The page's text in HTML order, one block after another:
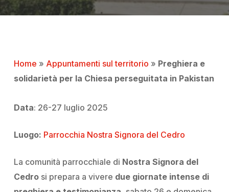
Home » Appuntamenti sul territorio » Preghiera e
solidarietà per la Chiesa perseguitata in Pakistan
Data: 26-27 luglio 2025
Luogo: Parrocchia Nostra Signora del Cedro
La comunità parrocchiale di Nostra Signora del
Cedrosi prepara a vivere due giornate intense di